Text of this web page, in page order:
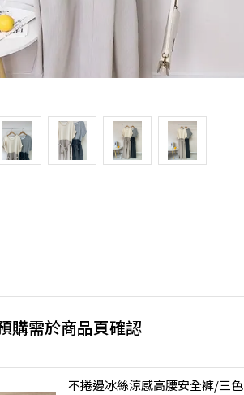
購需於商品頁確認
不捲邊冰絲涼感高腰安全褲/三色